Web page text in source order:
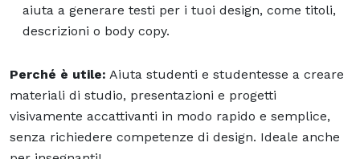
aiuta a generare testi per i tuoi design, come titoli,
descrizioni o body copy.
Perché è utile: Aiuta studenti e studentesse a creare
materiali di studio, presentazioni e progetti
visivamente accattivanti in modo rapido e semplice,
senza richiedere competenze di design. Ideale anche